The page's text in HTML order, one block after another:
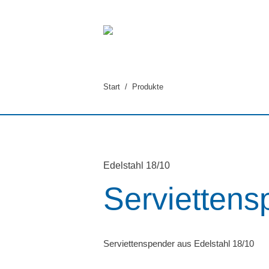
Sie befinden sich hier:
Start Produkte
Edelstahl 18/10
Serviettenspender aus Edelstahl 18/10